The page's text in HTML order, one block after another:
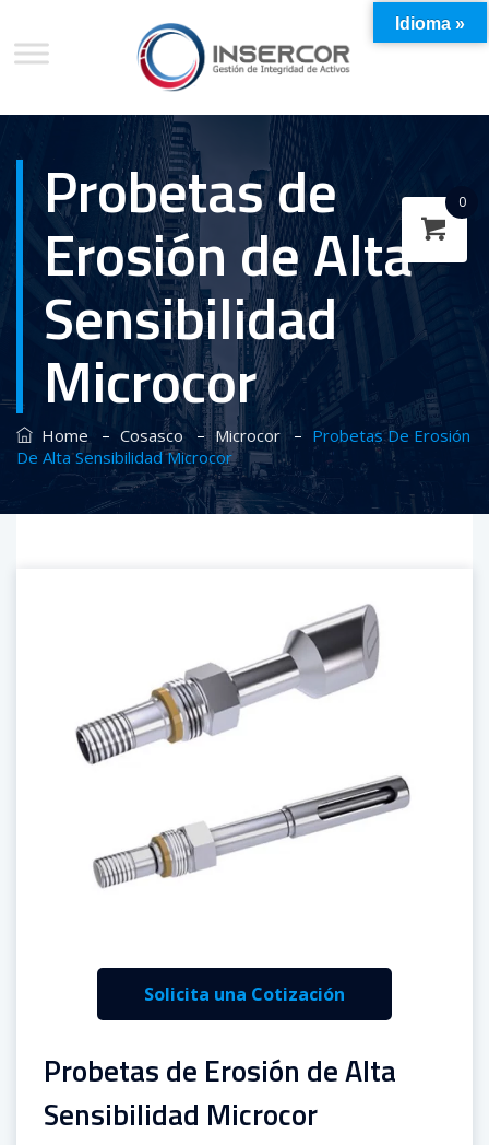
Probetas de
Erosión de Alta
Sensibilidad
Microcor
Home – Cosasco – Microcor – Probetas De Erosión
De Alta Sensibilidad Microcor
Solicita una Cotización
Probetas de Erosión de Alta
Sensibilidad Microcor
Idioma »
0